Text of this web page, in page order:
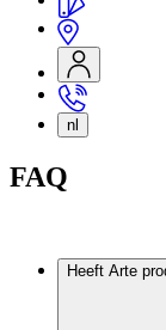
nl
FAQ
Heeft Arte